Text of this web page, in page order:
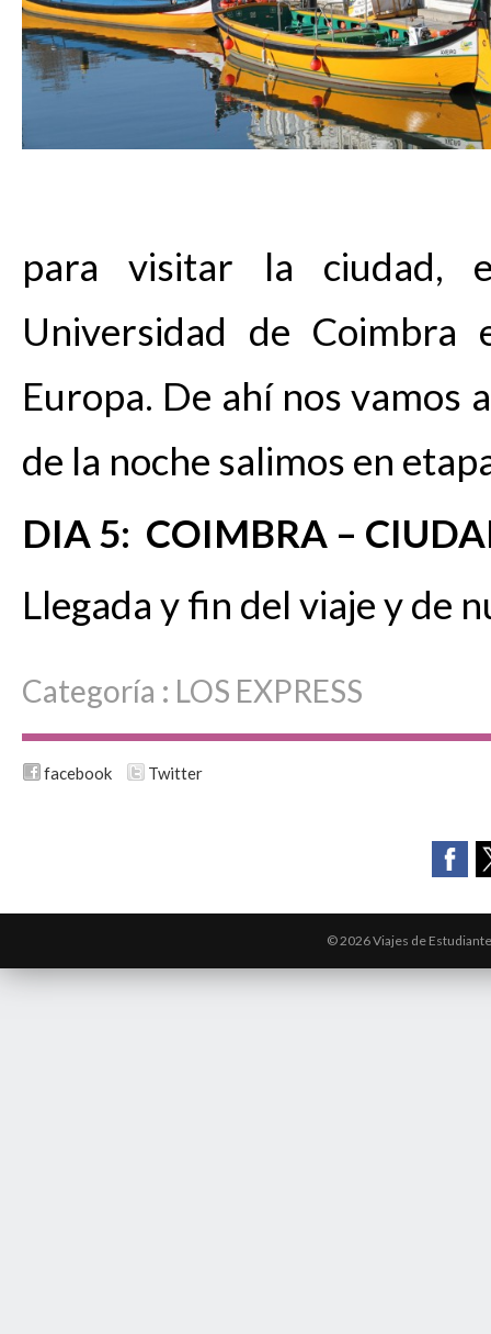
para visitar la ciudad,
Universidad de
Europa. De ahí nos vamos
de la noche salimos en
DIA 5: COIMBRA –
Llegada y fin del viaje y de
Categoría : LOS EXPRESS
facebook Twitter
© 2026 Viajes de